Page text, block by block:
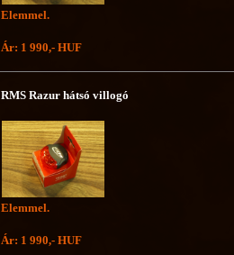
Elemmel.
Ár: 1 990,- HUF
RMS Razur hátsó villogó
Elemmel.
Ár: 1 990,- HUF